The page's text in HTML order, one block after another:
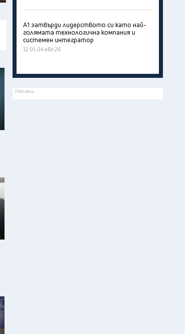
А1 затвърди лидерството си като най-
голямата технологична компания и
системен интегратор
12:01, 04 авг 26
Реклама